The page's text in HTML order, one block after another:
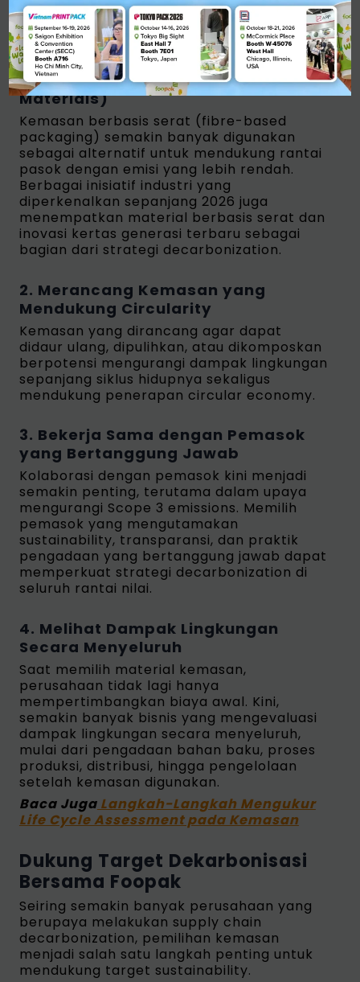
mempertimbangkan beberapa langkah
berikut.
1. Memprioritaskan Material
Berbasis Serat (Fibre-Based
Materials)
Kemasan berbasis serat (fibre-based
packaging) semakin banyak digunakan
sebagai alternatif untuk mendukung rantai
pasok dengan emisi yang lebih rendah.
Berbagai inisiatif industri yang
diperkenalkan sepanjang 2026 juga
menempatkan material berbasis serat dan
inovasi kertas generasi terbaru sebagai
bagian dari strategi decarbonization.
2. Merancang Kemasan yang
Mendukung Circularity
Kemasan yang dirancang agar dapat
didaur ulang, dipulihkan, atau dikomposkan
berpotensi mengurangi dampak lingkungan
sepanjang siklus hidupnya sekaligus
mendukung penerapan circular economy.
3. Bekerja Sama dengan Pemasok
yang Bertanggung Jawab
Kolaborasi dengan pemasok kini menjadi
semakin penting, terutama dalam upaya
mengurangi Scope 3 emissions. Memilih
pemasok yang mengutamakan
sustainability, transparansi, dan praktik
pengadaan yang bertanggung jawab dapat
memperkuat strategi decarbonization di
seluruh rantai nilai.
4. Melihat Dampak Lingkungan
Secara Menyeluruh
Saat memilih material kemasan,
perusahaan tidak lagi hanya
mempertimbangkan biaya awal. Kini,
semakin banyak bisnis yang mengevaluasi
dampak lingkungan secara menyeluruh,
mulai dari pengadaan bahan baku, proses
produksi, distribusi, hingga pengelolaan
setelah kemasan digunakan.
Baca JugaLangkah-Langkah Mengukur
Life Cycle Assessment pada Kemasan
Dukung Target Dekarbonisasi
Bersama Foopak
Seiring semakin banyak perusahaan yang
berupaya melakukan supply chain
decarbonization, pemilihan kemasan
menjadi salah satu langkah penting untuk
mendukung target sustainability.